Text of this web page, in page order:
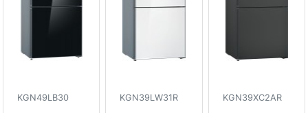
KGN49LB30 KGN39LW31R KGN39XC2AR